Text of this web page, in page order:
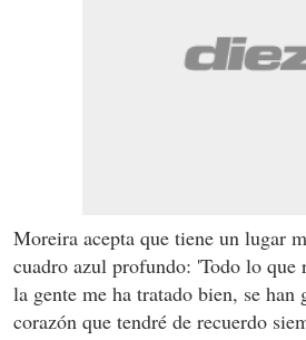
Moreira acepta que tiene un lugar
cuadro azul profundo: 'Todo lo que
la gente me ha tratado bien, se
corazón que tendré de recuerdo